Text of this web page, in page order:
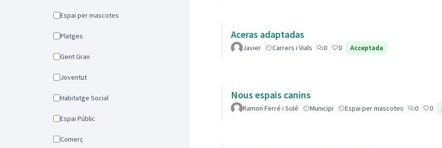
Espai per mascotes
Platges
Gent Gran
Joventut
Habitatge Social
Espai Públic
Comerç
Aceras adaptadas
Javier Carrers i Vials 0 0 Acceptada
Nous espais canins
Ramon Ferré i Solé Municipi Espai per mascotes 0 0